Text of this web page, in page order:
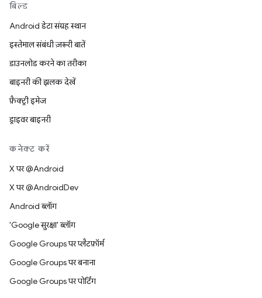
बिल्ड
Android डेटा संग्रह स्थान
इस्तेमाल संबंधी ज़रूरी बातें
डाउनलोड करने का तरीका
बाइनरी की झलक देखें
फ़ैक्ट्री इमेज
ड्राइवर बाइनरी
कनेक्ट करें
X पर @Android
X पर @AndroidDev
Android ब्लॉग
'Google सुरक्षा' ब्लॉग
Google Groups पर प्लैटफ़ॉर्म
Google Groups पर बनाना
Google Groups पर पोर्टिंग